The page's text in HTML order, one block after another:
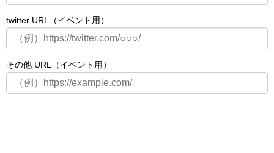
twitter URL（イベント用）
その他 URL（イベント用）